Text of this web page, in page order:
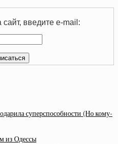
введите e-mail:
суперспособности (Но кому-
из Одессы